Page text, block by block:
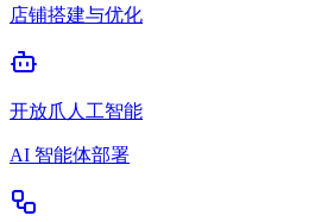
店铺搭建与优化
开放爪人工智能
AI 智能体部署